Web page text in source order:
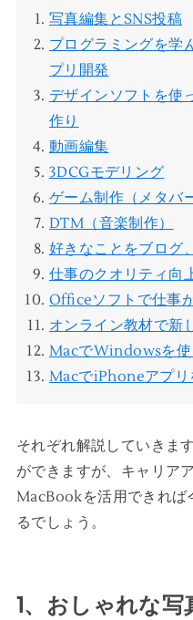
写真編集とSNS投稿
プログラミングを学
プリ開発
デザインソフトを使
作り
動画編集
3DCGモデリング
ゲーム制作（メタバ
DTM（音楽制作）
好きなことをブログ
仕事のクオリティ向
Officeソフトで仕事
オンライン教材で新
MacでWindowsを使
MacでiPhoneアプリ
それぞれ解説していきま
ができますが、キャリア
MacBookを活用できれば
るでしょう。
1、おしゃれな